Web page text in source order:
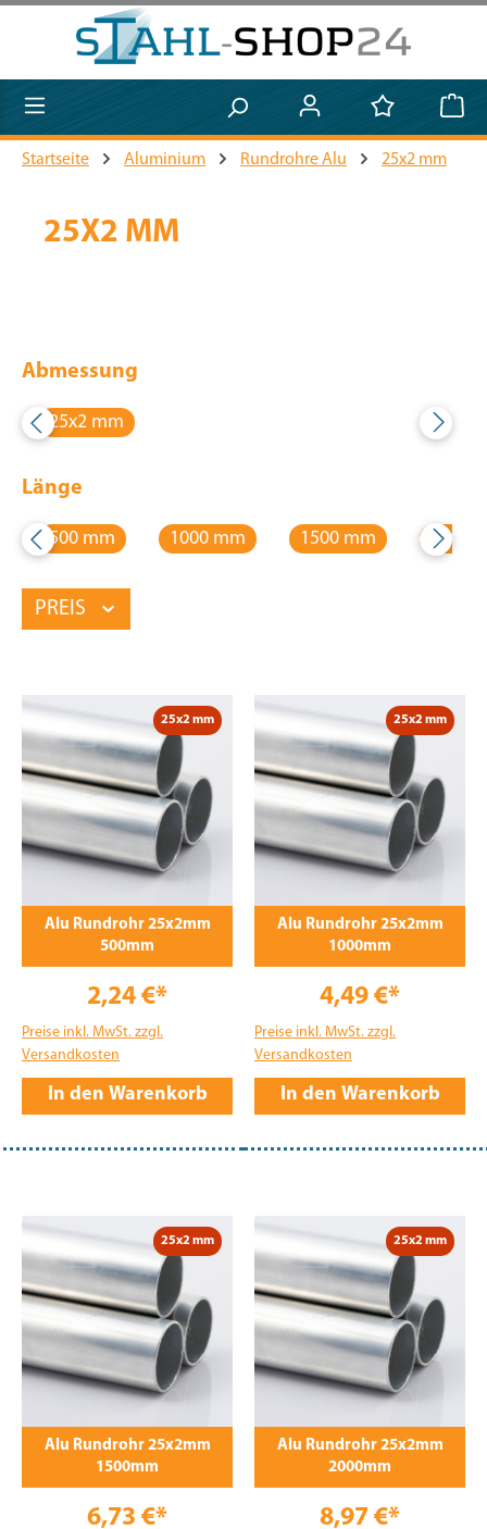
Zum Hauptinhalt springen
Startseite Aluminium Rundrohre Alu 25x2 mm
25X2 MM
Abmessung
25x2 mm
Länge
500 mm 1000 mm 1500 mm 2000
PREIS
25x2 mm
Alu Rundrohr 25x2mm
500mm
2,24 €*
Preise inkl. MwSt. zzgl.
Versandkosten
In den Warenkorb
25x2 mm
Alu Rundrohr 25x2mm
1000mm
4,49 €*
Preise inkl. MwSt. zzgl.
Versandkosten
In den Warenkorb
25x2 mm
Alu Rundrohr 25x2mm
1500mm
6,73 €*
25x2 mm
Alu Rundrohr 25x2mm
2000mm
8,97 €*